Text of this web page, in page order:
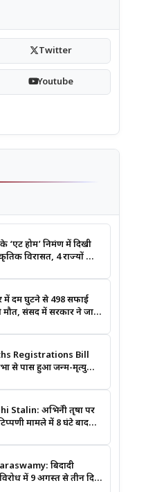
Twitter
Youtube
‘एट होम’ निमंत्रण में दिखी
विरासत, 4 राज्यों की
में दम घुटने से 498 सफाई
मौत, संसद में सरकार ने जारी
Registrations Bill
से पास हुआ जन्म-मृत्यु
का आदेश
Stalin: अभिनेत्री तृषा पर
मामले में 8 घंटे बाद
बिदादी
में 9 अगस्त से तीन दिन